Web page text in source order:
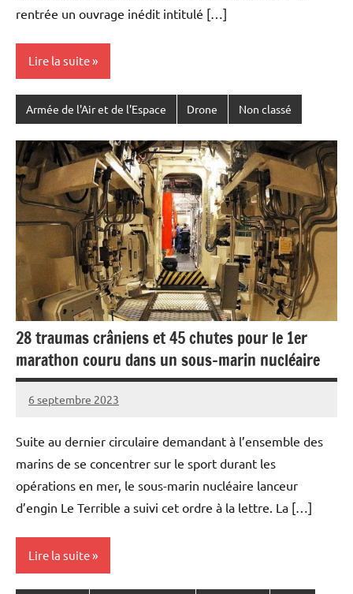
rentrée un ouvrage inédit intitulé […]
Lire la suite
Armée de l'Air et de l'Espace Drone Non classé
28 traumas crâniens et 45 chutes pour le 1er
marathon couru dans un sous-marin nucléaire
6 septembre 2023
Caporal
2
Suite au dernier circulaire demandant à l’ensemble des
marins de se concentrer sur le sport durant les
opérations en mer, le sous-marin nucléaire lanceur
d’engin Le Terrible a suivi cet ordre à la lettre. La […]
Lire la suite